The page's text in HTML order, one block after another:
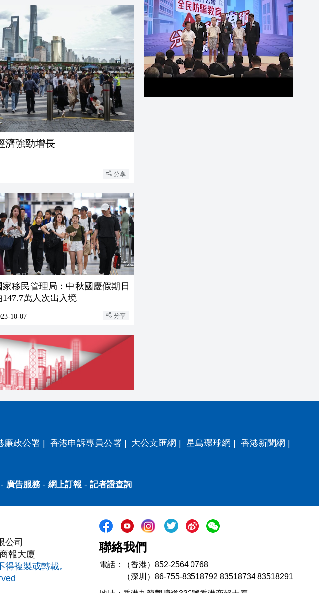
濟強勁增長
分享
家移民管理局：中秋國慶假期日
147.7萬人次出入境
10-07 分享
廉政公署 香港申訴專員公署 大公文匯網 星島環球網 香港新聞網
- 廣告服務- 網上訂報 - 記者證查詢
公司
報大廈
複製或轉載。
聯絡我們
電話：（香港）852-2564 0768
（深圳）86-755-83518792 83518734 83518291